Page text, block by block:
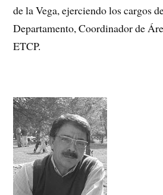
de la Vega, ejerciendo los cargos
Departamento, Coordinador de
ETCP.